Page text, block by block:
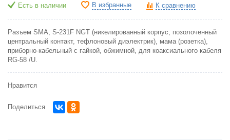
Есть в наличии В избранные К сравнению
Разъем SMA, S-231F NGT (никелированный корпус, позолоченный
центральный контакт, тефлоновый диэлектрик), мама (розетка),
приборно-кабельный с гайкой, обжимной, для коаксиального кабеля
RG-58 /U.
Нравится
Поделиться